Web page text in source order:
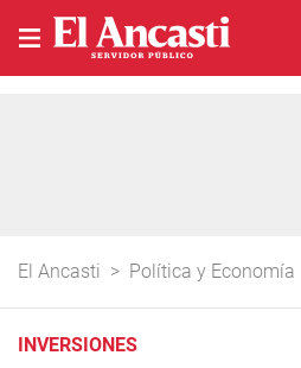
El Ancasti > Política y Economía
INVERSIONES